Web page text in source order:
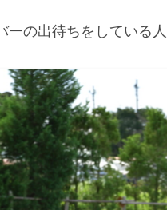
ーの出待ちをしている